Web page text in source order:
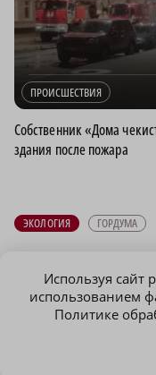
ПРОИСШЕСТВИЯ
Собственник «Дома
здания после пожара
ЭКОЛОГИЯ ГОРДУМА
КАНАЛЫ В
Используя сайт
использованием
Политике